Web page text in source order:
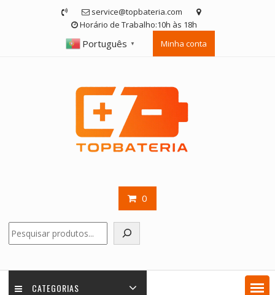
service@topbateria.com
Horário de Trabalho:10h às 18h
Português ▼ Minha conta
0
CATEGORIAS